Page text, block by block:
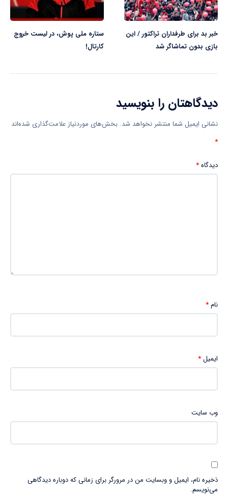
خبر بد برای طرفداران تراکتور / این
بازی بدون تماشاگر شد
ستاره ملی پوش، در لیست خروج
کارتال!
دیدگاهتان را بنویسید
نشانی ایمیل شما منتشر نخواهد شد. بخش‌های موردنیاز علامت‌گذاری شده‌اند
*
دیدگاه*
نام*
ایمیل*
وب‌ سایت
ذخیره نام، ایمیل و وبسایت من در مرورگر برای زمانی که دوباره دیدگاهی
می‌نویسم.